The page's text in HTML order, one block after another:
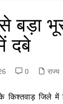
से
दबे
0 राज्य
किश्तवाड़ जिले में